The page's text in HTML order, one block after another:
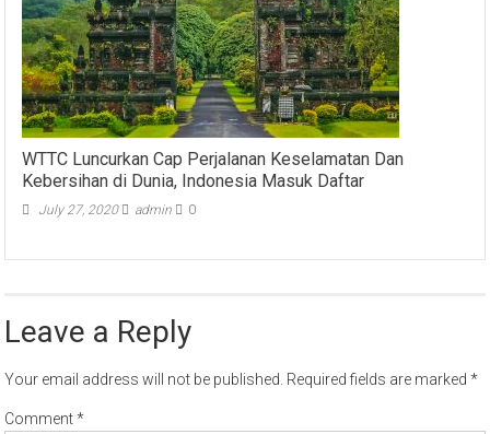
WTTC Luncurkan Cap Perjalanan Keselamatan Dan
Kebersihan di Dunia, Indonesia Masuk Daftar
July 27, 2020 admin 0
Leave a Reply
Your email address will not be published. Required fields are marked*
Comment*